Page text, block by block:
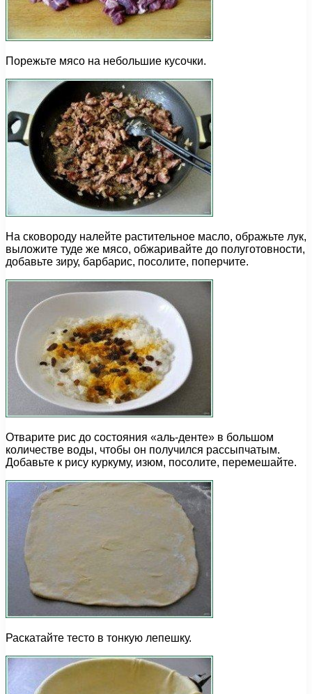
Порежьте мясо на небольшие кусочки.
На сковороду налейте растительное масло, ображьте лук,
выложите туде же мясо, обжаривайте до полуготовности,
добавьте зиру, барбарис, посолите, поперчите.
Отварите рис до состояния «аль-денте» в большом
количестве воды, чтобы он получился рассыпчатым.
Добавьте к рису куркуму, изюм, посолите, перемешайте.
Раскатайте тесто в тонкую лепешку.